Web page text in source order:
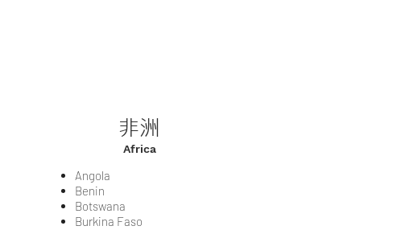
非洲
Africa
Angola
Benin
Botswana
Burkina Faso